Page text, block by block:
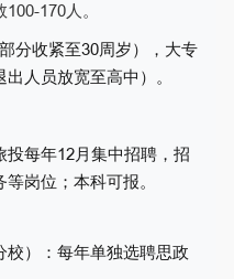
170人。
分收紧至30周岁），大专
人员放宽至高中）。
每年12月集中招聘，招
岗位；本科可报。
）：每年单独选聘思政